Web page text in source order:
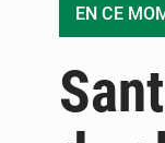
EN CE